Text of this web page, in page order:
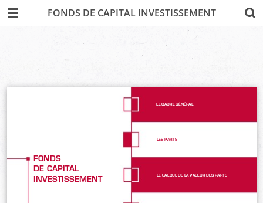
FONDS DE CAPITAL INVESTISSEMENT